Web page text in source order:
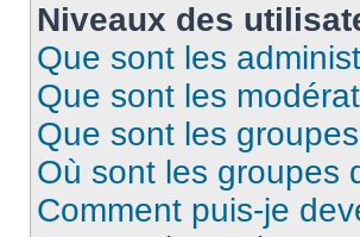
Niveaux des
Que sont les
Que sont les
Que sont les
Où sont les groupes
Comment puis-je